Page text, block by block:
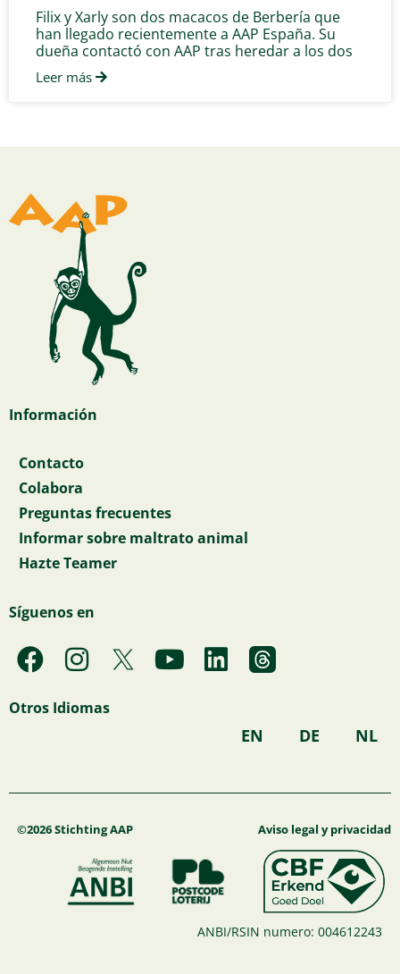
Filix y Xarly son dos macacos de Berbería que
han llegado recientemente a AAP España. Su
dueña contactó con AAP tras heredar a los dos
Leer más
Información
Contacto
Colabora
Preguntas frecuentes
Informar sobre maltrato animal
Hazte Teamer
Síguenos en
F
a
c
o
k
I
n
s
g
a
m
Y
o
b
L
i
d
Otros Idiomas
EN DE NL
©2026 Stichting AAP Aviso legal y privacidad
ANBI/RSIN numero: 004612243